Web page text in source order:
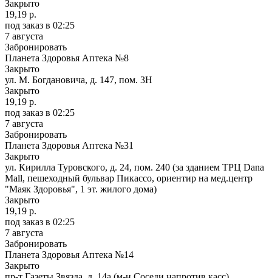
Закрыто
19,19 р.
под заказ в 02:25
7 августа
Забронировать
Планета Здоровья Аптека №8
Закрыто
ул. М. Богдановича, д. 147, пом. 3Н
Закрыто
19,19 р.
под заказ в 02:25
7 августа
Забронировать
Планета Здоровья Аптека №31
Закрыто
ул. Кирилла Туровского, д. 24, пом. 240 (за зданием ТРЦ Dana
Mall, пешеходный бульвар Пикассо, ориентир на мед.центр
"Маяк Здоровья", 1 эт. жилого дома)
Закрыто
19,19 р.
под заказ в 02:25
7 августа
Забронировать
Планета Здоровья Аптека №14
Закрыто